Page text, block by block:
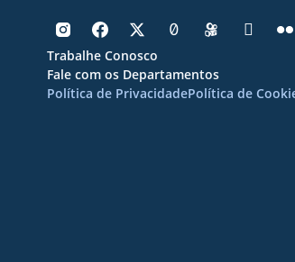
Trabalhe Conosco
Fale com os Departamentos
Política de PrivacidadePolítica de